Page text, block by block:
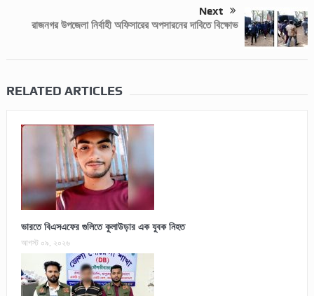
Next
রাজনগর উপজেলা নির্বাহী অফিসারের অপসারনের দাবিতে বিক্ষোভ
RELATED ARTICLES
ভারতে বিএসএফের গুলিতে কুলাউড়ার এক যুবক নিহত
আগস্ট ০৯, ২০২৬